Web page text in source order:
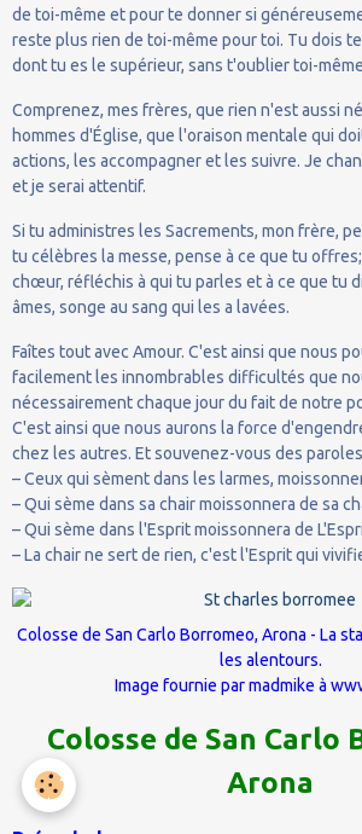
de toi-même et pour te donner si
reste plus rien de toi-même pour toi. Tu dois
dont tu es le supérieur, sans t'oublier toi-
Comprenez, mes frères, que rien n'est aussi
hommes d'Église, que l'oraison mentale qui
actions, les accompagner et les suivre. Je
et je serai attentif.
Si tu administres les Sacrements, mon frère,
tu célèbres la messe, pense à ce que tu
chœur, réfléchis à qui tu parles et à ce que tu
âmes, songe au sang qui les a lavées.
Faîtes tout avec Amour. C'est ainsi que nous
facilement les innombrables difficultés que
nécessairement chaque jour du fait de notre
C'est ainsi que nous aurons la force
chez les autres. Et souvenez-vous des
– Ceux qui sèment dans les larmes,
– Qui sème dans sa chair moissonnera de sa
– Qui sème dans l'Esprit moissonnera de
– La chair ne sert de rien, c'est l'Esprit qui
Colosse de San Carlo Borromeo, Arona - La
les alentours.
Image fournie par madmike à
Colosse de San Carlo
Arona